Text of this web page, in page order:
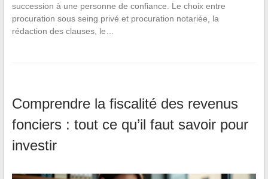
succession à une personne de confiance. Le choix entre
procuration sous seing privé et procuration notariée, la
rédaction des clauses, le…
Comprendre la fiscalité des revenus
fonciers : tout ce qu’il faut savoir pour
investir